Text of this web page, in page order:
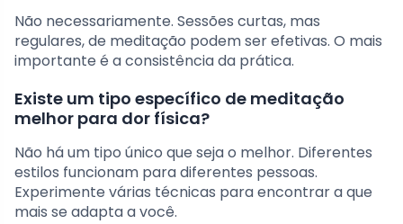
Não necessariamente. Sessões curtas, mas
regulares, de meditação podem ser efetivas. O mais
importante é a consistência da prática.
Existe um tipo específico de meditação
melhor para dor física?
Não há um tipo único que seja o melhor. Diferentes
estilos funcionam para diferentes pessoas.
Experimente várias técnicas para encontrar a que
mais se adapta a você.